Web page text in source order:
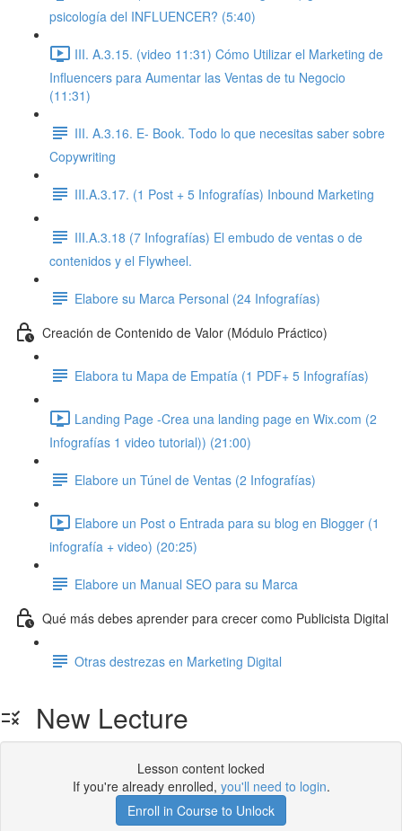
psicología del INFLUENCER? (5:40)
III. A.3.15. (video 11:31) Cómo Utilizar el Marketing de
Influencers para Aumentar las Ventas de tu Negocio
(11:31)
III. A.3.16. E- Book. Todo lo que necesitas saber sobre
Copywriting
III.A.3.17. (1 Post + 5 Infografías) Inbound Marketing
III.A.3.18 (7 Infografías) El embudo de ventas o de
contenidos y el Flywheel.
Elabore su Marca Personal (24 Infografías)
Creación de Contenido de Valor (Módulo Práctico)
Elabora tu Mapa de Empatía (1 PDF+ 5 Infografías)
Landing Page -Crea una landing page en Wix.com (2
Infografías 1 video tutorial)) (21:00)
Elabore un Túnel de Ventas (2 Infografías)
Elabore un Post o Entrada para su blog en Blogger (1
infografía + video) (20:25)
Elabore un Manual SEO para su Marca
Qué más debes aprender para crecer como Publicista Digital
Otras destrezas en Marketing Digital
New Lecture
Lesson content locked
If you're already enrolled, you'll need to login.
Enroll in Course to Unlock